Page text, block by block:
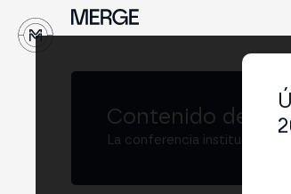
Contenido de
La conferencia institucional